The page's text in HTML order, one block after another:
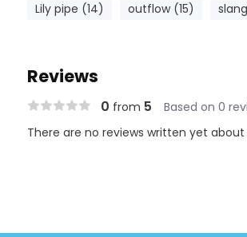
Lily pipe (14)
outflow (15)
Reviews
0 from 5 Based on 0
There are no reviews written yet